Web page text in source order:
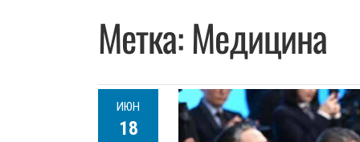
Метка:Медицина
ИЮН
18